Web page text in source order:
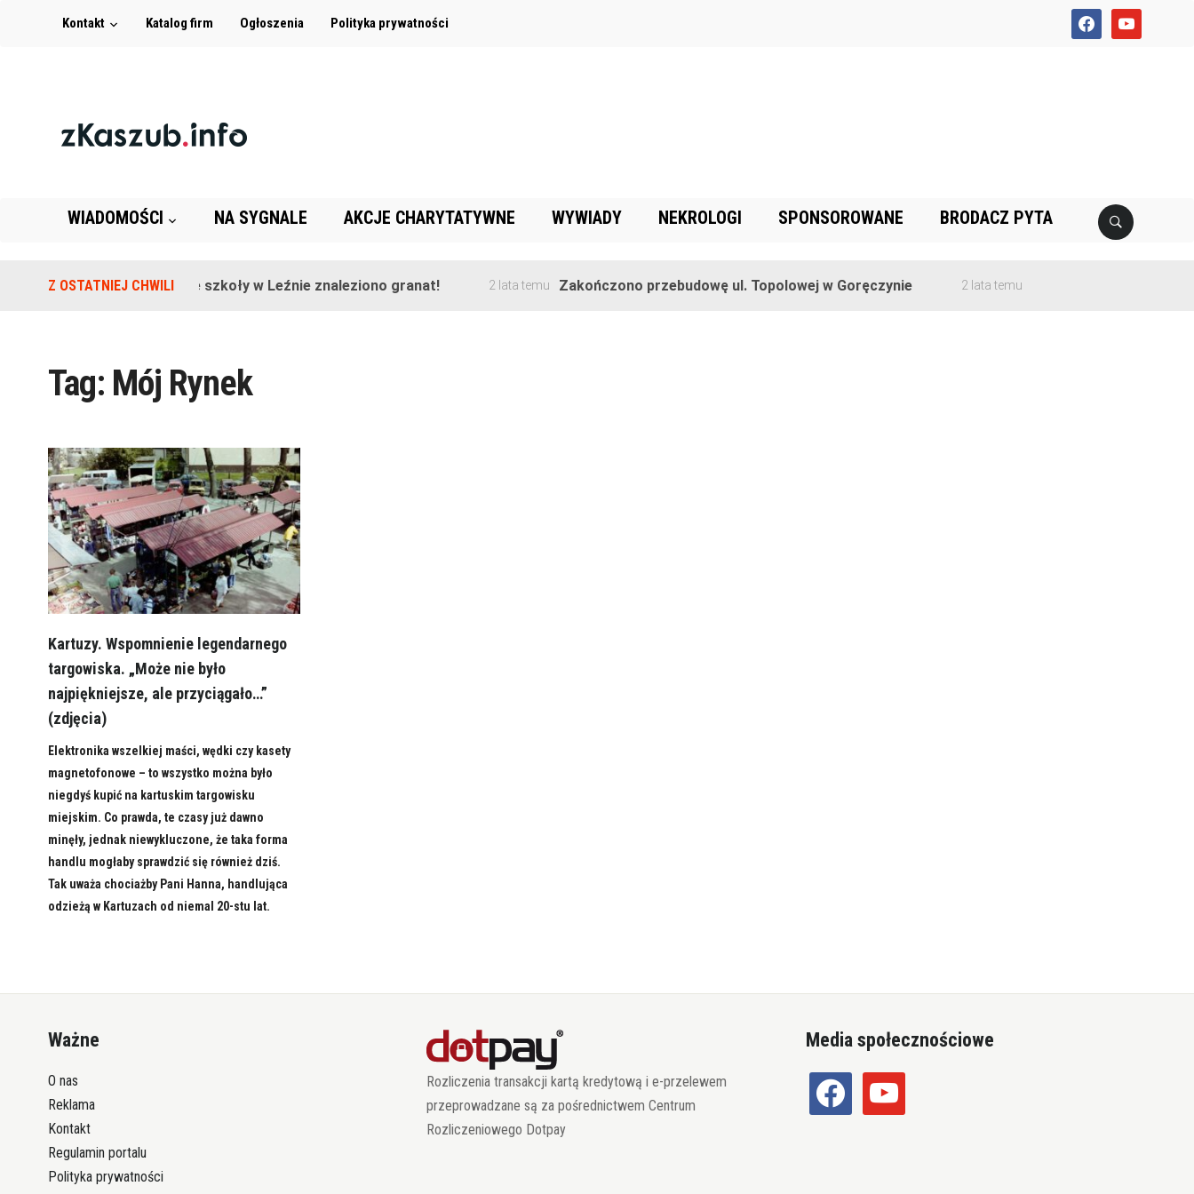
facebookyoutube
Kontakt Katalog firm Ogłoszenia Polityka prywatności
WIADOMOŚCI NA SYGNALE AKCJE CHARYTATYWNE WYWIADY NEKROLOGI SPONSOROWANE BRODACZ PYTA
Z OSTATNIEJ CHWILINa terenie szkoły w Leźnie znaleziono granat! 2 lata temu Zakończono przebudowę ul. Topolowej w Goręczynie 2 lata temu
Tag: Mój Rynek
Kartuzy. Wspomnienie legendarnego
targowiska. „Może nie było
najpiękniejsze, ale przyciągało…”
(zdjęcia)
Elektronika wszelkiej maści, wędki czy kasety
magnetofonowe – to wszystko można było
niegdyś kupić na kartuskim targowisku
miejskim. Co prawda, te czasy już dawno
minęły, jednak niewykluczone, że taka forma
handlu mogłaby sprawdzić się również dziś.
Tak uważa chociażby Pani Hanna, handlująca
odzieżą w Kartuzach od niemal 20-stu lat.
Ważne
O nas
Reklama
Kontakt
Regulamin portalu
Polityka prywatności
Rozliczenia transakcji kartą kredytową i e-przelewem
przeprowadzane są za pośrednictwem Centrum
Rozliczeniowego Dotpay
Media społecznościowe
facebook youtube